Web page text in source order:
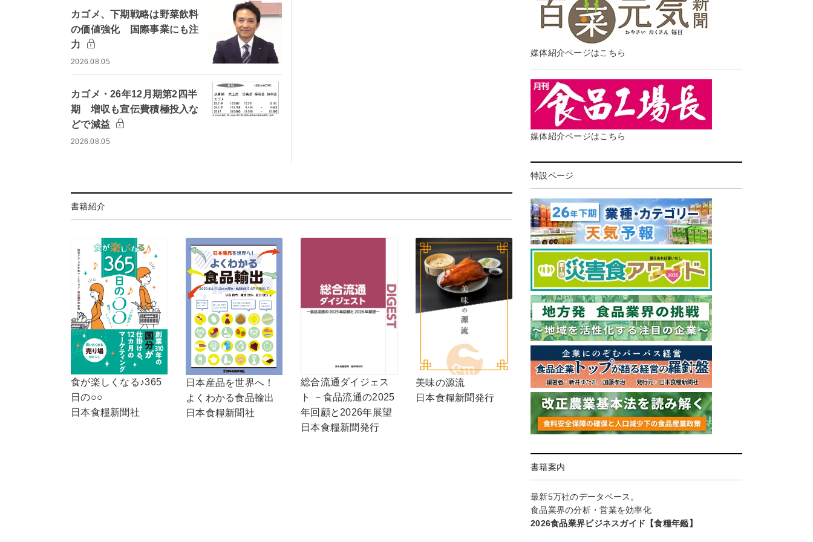
カゴメ、下期戦略は野菜飲料
の価値強化 国際事業にも注
力
2026.08.05
カゴメ・26年12月期第2四半
期 増収も宣伝費積極投入な
どで減益
2026.08.05
書籍紹介
食が楽しくなる♪365
日の○○
日本食糧新聞社
日本産品を世界へ！
よくわかる食品輸出
日本食糧新聞社
総合流通ダイジェス
ト －食品流通の2025
年回顧と2026年展望
日本食糧新聞発行
美味の源流
日本食糧新聞発行
媒体紹介ページはこちら
媒体紹介ページはこちら
特設ページ
書籍案内
最新5万社のデータベース。
食品業界の分析・営業を効率化
2026食品業界ビジネスガイド【食糧年鑑】